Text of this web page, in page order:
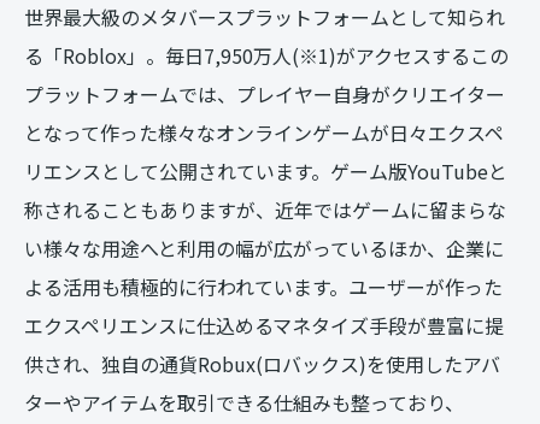
世界最大級のメタバースプラットフォームとして知られ
る「Roblox」。毎日7,950万人(※1)がアクセスするこの
プラットフォームでは、プレイヤー自身がクリエイター
となって作った様々なオンラインゲームが日々エクスペ
リエンスとして公開されています。ゲーム版YouTubeと
称されることもありますが、近年ではゲームに留まらな
い様々な用途へと利用の幅が広がっているほか、企業に
よる活用も積極的に行われています。ユーザーが作った
エクスペリエンスに仕込めるマネタイズ手段が豊富に提
供され、独自の通貨Robux(ロバックス)を使用したアバ
ターやアイテムを取引できる仕組みも整っており、